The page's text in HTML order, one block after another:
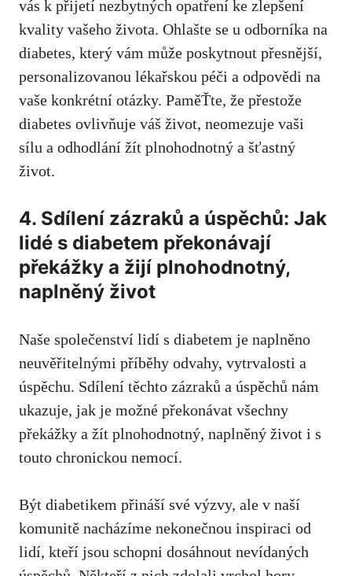
vás k přijetí nezbytných opatření ke zlepšení
⁤kvality vašeho života. Ohlašte se u odborníka na
diabetes, který vám může poskytnout přesnější,
personalizovanou⁤ lékařskou péči ‌a odpovědi na
vaše​ konkrétní otázky. PaměŤte, že přestože
‍diabetes ovlivňuje váš život, neomezuje vaši
sílu a odhodlání ‍žít plnohodnotný a šťastný
život.
4. Sdílení zázraků a úspěchů: Jak
‌lidé s diabetem překonávají
překážky a žijí plnohodnotný,
naplněný ⁢život
Naše‌ společenství ‌lidí s diabetem je naplněno
neuvěřitelnými příběhy odvahy,​ vytrvalosti ​a
úspěchu. Sdílení těchto zázraků a úspěchů nám
ukazuje,‌ jak je možné překonávat⁤ všechny
překážky a žít plnohodnotný, naplněný život i s
touto chronickou nemocí.
Být diabetikem přináší své výzvy, ale v naší
komunitě⁤ nacházíme nekonečnou inspiraci ‍od
lidí, kteří jsou schopni dosáhnout nevídaných